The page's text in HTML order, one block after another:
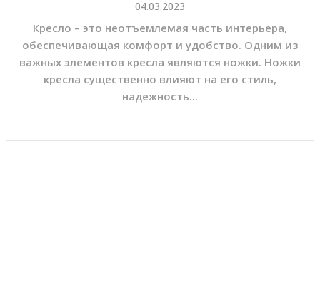
04.03.2023
Кресло – это неотъемлемая часть интерьера,
обеспечивающая комфорт и удобство. Одним из
важных элементов кресла являются ножки. Ножки
кресла существенно влияют на его стиль,
надежность...